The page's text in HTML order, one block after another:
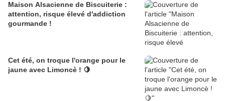
Maison Alsacienne de Biscuiterie :
attention, risque élevé d'addiction
gourmande !
Cet été, on troque l'orange pour le
jaune avec Limoncè ! 🍋